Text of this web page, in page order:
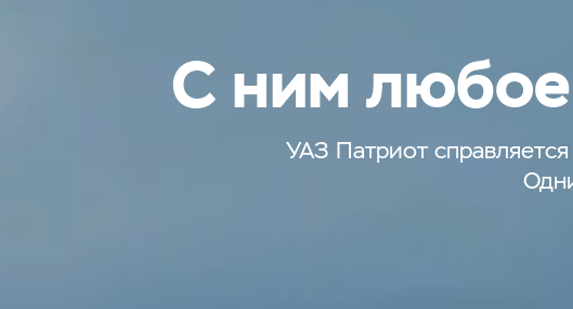
С ним
УАЗ Патриот